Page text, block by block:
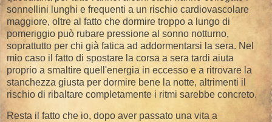
sonnellini lunghi e frequenti a un rischio cardiovascolare
maggiore, oltre al fatto che dormire troppo a lungo di
pomeriggio può rubare pressione al sonno notturno,
soprattutto per chi già fatica ad addormentarsi la sera. Nel
mio caso il fatto di spostare la corsa a sera tardi aiuta
proprio a smaltire quell'energia in eccesso e a ritrovare la
stanchezza giusta per dormire bene la notte, altrimenti il
rischio di ribaltare completamente i ritmi sarebbe concreto.
Resta il fatto che io, dopo aver passato una vita a